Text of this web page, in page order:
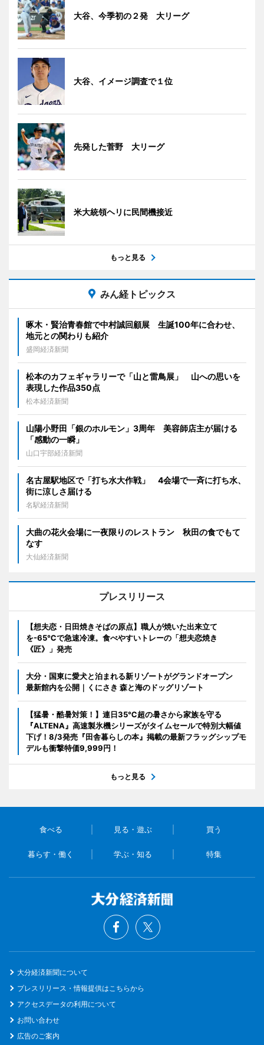
大谷、今季初の２発 大リーグ
大谷、イメージ調査で１位
先発した菅野 大リーグ
米大統領ヘリに民間機接近
もっと見る
みん経トピックス
啄木・賢治青春館で中村誠回顧展 生誕100年に合わせ、
地元との関わりも紹介
盛岡経済新聞
松本のカフェギャラリーで「山と雷鳥展」 山への思いを
表現した作品350点
松本経済新聞
山陽小野田「銀のホルモン」3周年 美容師店主が届ける
「感動の一瞬」
山口宇部経済新聞
名古屋駅地区で「打ち水大作戦」 4会場で一斉に打ち水、
街に涼しさ届ける
名駅経済新聞
大曲の花火会場に一夜限りのレストラン 秋田の食でもて
なす
大仙経済新聞
プレスリリース
【想夫恋・日田焼きそばの原点】職人が焼いた出来立て
を-65℃で急速冷凍。食べやすいトレーの「想夫恋焼き
《匠》」発売
大分・国東に愛犬と泊まれる新リゾートがグランドオープン
最新館内を公開｜くにさき 森と海のドッグリゾート
【猛暑・酷暑対策！】連日35℃超の暑さから家族を守る
『ALTENA』高速製氷機シリーズがタイムセールで特別大幅値
下げ！8/3発売『田舎暮らしの本』掲載の最新フラッグシップモ
デルも衝撃特価9,999円！
もっと見る
食べる 見る・遊ぶ 買う
暮らす・働く 学ぶ・知る 特集
大分経済新聞について
プレスリリース・情報提供はこちらから
アクセスデータの利用について
お問い合わせ
広告のご案内